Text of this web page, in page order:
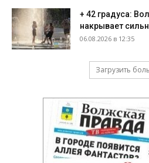
+ 42 градуса:
накрывает
06.08.2026 в 12:35
Загрузить